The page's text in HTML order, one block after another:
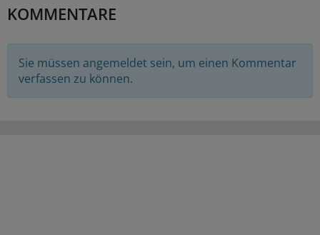
KOMMENTARE
Sie müssen angemeldet sein, um einen Kommentar
verfassen zu können.